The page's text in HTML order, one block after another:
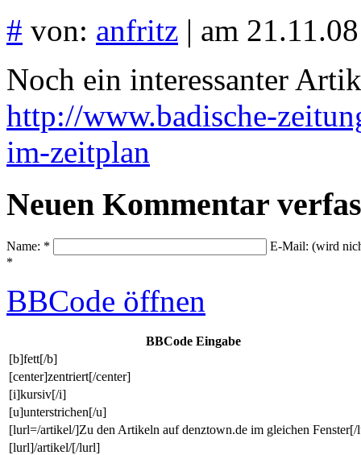
# von: anfritz | am
Noch ein interessanter
http://www.badische-
im-zeitplan
Neuen Kommentar
Name: *
E-Mail: (wird
*
BBCode öffnen
BBCode Eingabe
[b]fett[/b]
[center]zentriert[/center]
[i]kursiv[/i]
[u]unterstrichen[/u]
[lurl=/artikel/]Zu den Artikeln auf denztown.de im gleichen
[lurl]/artikel/[/lurl]